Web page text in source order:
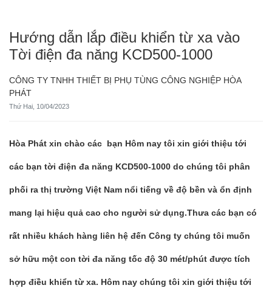
Hướng dẫn lắp điều khiển từ xa vào
Tời điện đa năng KCD500-1000
CÔNG TY TNHH THIẾT BỊ PHỤ TÙNG CÔNG NGHIỆP HÒA
PHÁT
Thứ Hai, 10/04/2023
Hòa Phát xin chào các bạn Hôm nay tôi xin giới thiệu tới
các bạn tời điện đa năng KCD500-1000 do chúng tôi phân
phối ra thị trường Việt Nam nổi tiếng về độ bền và ổn định
mang lại hiệu quả cao cho người sử dụng.Thưa các bạn có
rất nhiều khách hàng liên hệ đến Công ty chúng tôi muốn
sở hữu một con tời đa năng tốc độ 30 mét/phút được tích
hợp điều khiển từ xa. Hôm nay chúng tôi xin giới thiệu tới